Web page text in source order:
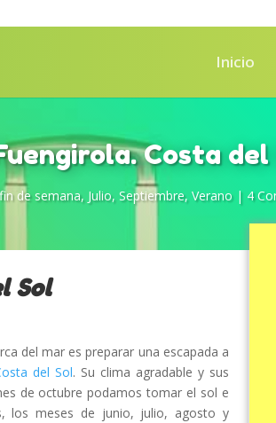
Inicio
Costa del
de semana, Julio, Septiembre, Verano| 4
Sol
del mar es preparar una escapada a
del Sol. Su clima agradable y sus
de octubre podamos tomar el sol e
los meses de junio, julio, agosto y